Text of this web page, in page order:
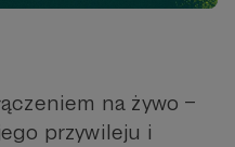
na żywo –
przywileju i